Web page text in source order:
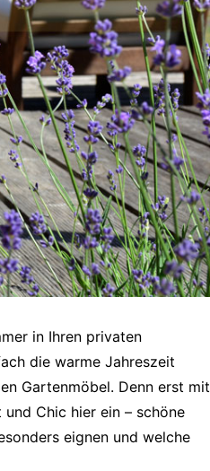
in Ihren privaten
die warme Jahreszeit
Gartenmöbel. Denn erst mit
Chic hier ein – schöne
eignen und welche